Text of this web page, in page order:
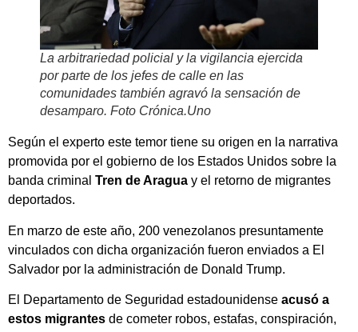
La arbitrariedad policial y la vigilancia ejercida
por parte de los jefes de calle en las
comunidades también agravó la sensación de
desamparo. Foto Crónica.Uno
Según el experto este temor tiene su origen en la narrativa
promovida por el gobierno de los Estados Unidos sobre la
banda criminal Tren de Aragua y el retorno de migrantes
deportados.
En marzo de este año, 200 venezolanos presuntamente
vinculados con dicha organización fueron enviados a El
Salvador por la administración de Donald Trump.
El Departamento de Seguridad estadounidense acusó a
estos migrantes de cometer robos, estafas, conspiración,